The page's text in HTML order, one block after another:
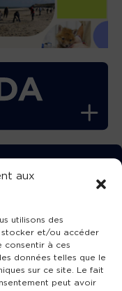
aux
utilisons des
et/ou accéder
consentir à ces
données telles que le
sur ce site. Le fait
peut avoir
!
!